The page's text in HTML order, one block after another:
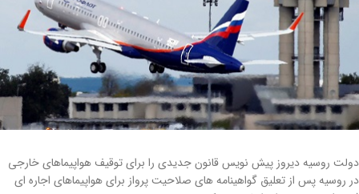
دولت روسیه دیروز پیش نویس قانون جدیدی را برای توقیف هواپیماهای خارجی
در روسیه پس از تعلیق گواهینامه های صلاحیت پرواز برای هواپیماهای اجاره ای